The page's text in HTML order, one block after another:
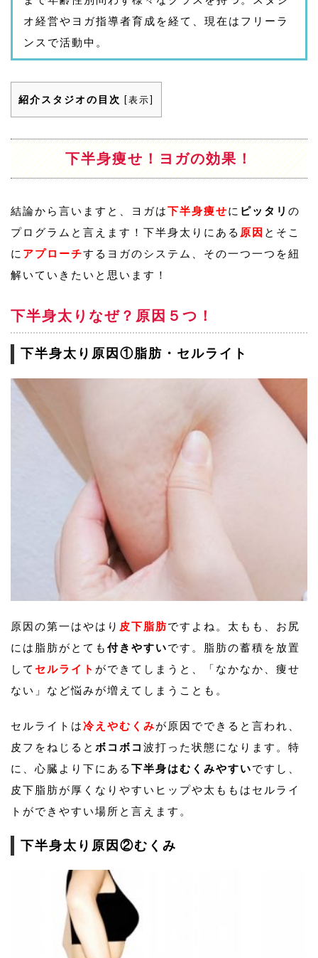
オ経営やヨガ指導者育成を経て、現在はフリーラ
ンスで活動中。
紹介スタジオの目次 [表示]
下半身痩せ！ヨガの効果！
結論から言いますと、ヨガは下半身痩せに ピッタリ の
プログラムと言えます！下半身太りにある 原因 とそこ
に アプローチするヨガのシステム、その一つ一つを紐
解いていきたいと思います！
下半身太りなぜ？原因５つ！
下半身太り原因①脂肪・セルライト
原因の第一はやはり 皮下脂肪ですよね。太もも、お尻
には脂肪がとても 付きやすいです。脂肪の蓄積を放置
して セルライト ができてしまうと、「なかなか、痩せ
ない」など悩みが増えてしまうことも。
セルライトは冷えやむくみが原因でできると言われ、
皮フをねじると ボコボコ 波打った状態になります。特
に、心臓より下にある 下半身はむくみやすいですし、
皮下脂肪が厚くなりやすいヒップや太ももはセルライ
トができやすい場所と言えます。
下半身太り原因②むくみ